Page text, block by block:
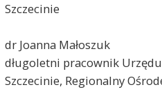
Szczecinie
dr Joanna Małoszuk
długoletni pracownik
Szczecinie, Regionalny